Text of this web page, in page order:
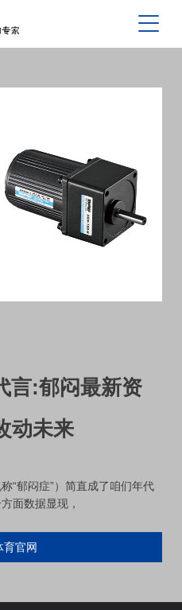
言:郁闷最新资
动未来
郁闷症”）简直成了咱们年代
面数据显现，
育官网